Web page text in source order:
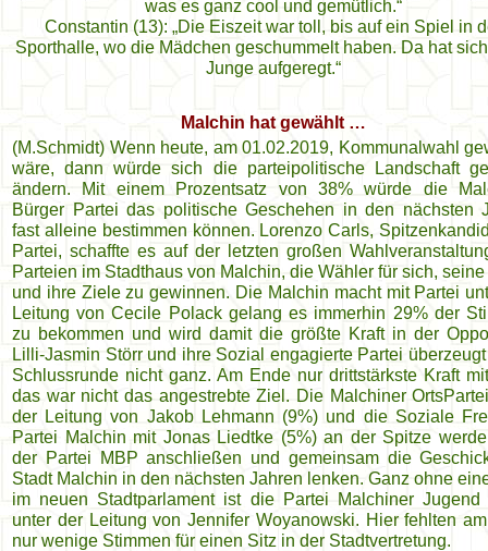
was es ganz cool und gemütlich.“
Constantin (13): „Die Eiszeit war toll, bis auf ein Spiel in
Sporthalle, wo die Mädchen geschummelt haben. Da hat
Junge aufgeregt.“
Malchin hat gewählt …
(M.Schmidt) Wenn heute, am 01.02.2019, Kommunalwahl
wäre, dann würde sich die parteipolitische Landschaft
ändern. Mit einem Prozentsatz von 38% würde die
Bürger Partei das politische Geschehen in den nächsten
fast alleine bestimmen können. Lorenzo Carls,
Partei, schaffte es auf der letzten großen
Parteien im Stadthaus von Malchin, die Wähler für sich,
und ihre Ziele zu gewinnen. Die Malchin macht mit Partei
Leitung von Cecile Polack gelang es immerhin 29% der
zu bekommen und wird damit die größte Kraft in der
Lilli-Jasmin Störr und ihre Sozial engagierte Partei
Schlussrunde nicht ganz. Am Ende nur drittstärkste Kraft
das war nicht das angestrebte Ziel. Die Malchiner
der Leitung von Jakob Lehmann (9%) und die Soziale
Partei Malchin mit Jonas Liedtke (5%) an der Spitze
der Partei MBP anschließen und gemeinsam die
Stadt Malchin in den nächsten Jahren lenken. Ganz ohne
im neuen Stadtparlament ist die Partei Malchiner Jugend
unter der Leitung von Jennifer Woyanowski. Hier fehlten
nur wenige Stimmen für einen Sitz in der Stadtvertretung.